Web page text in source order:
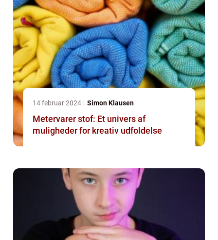
14 februar 2024 Simon Klausen
Metervarer stof: Et univers af
muligheder for kreativ udfoldelse